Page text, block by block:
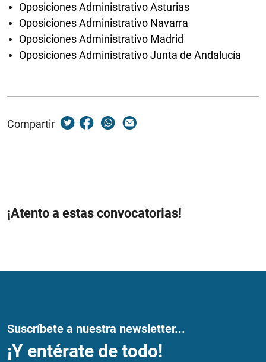
Oposiciones Administrativo Asturias
Oposiciones Administrativo Navarra
Oposiciones Administrativo Madrid
Oposiciones Administrativo Junta de Andalucía
Compartir
¡Atento a estas convocatorias!
Suscríbete a nuestra newsletter...
¡Y entérate de todo!